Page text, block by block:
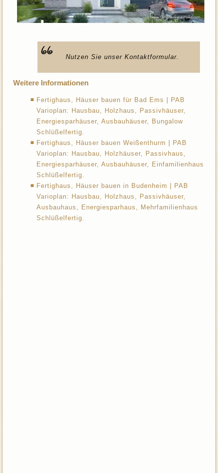
Nutzen Sie unser Kontaktformular.
Weitere Informationen
Fertighaus, Häuser bauen für Bad Ems | PAB
Varioplan: Hausbau, Holzhaus, Passivhäuser,
Energiesparhäuser, Ausbauhäuser, Bungalow
Schlüßelfertig.
Fertighaus, Häuser bauen Weißenthurm | PAB
Varioplan: Hausbau, Holzhäuser, Passivhaus,
Energiesparhäuser, Ausbauhäuser, Einfamilienhaus
Schlüßelfertig.
Fertighaus, Häuser bauen in Budenheim | PAB
Varioplan: Hausbau, Holzhaus, Passivhäuser,
Ausbauhaus, Energiesparhaus, Mehrfamilienhaus
Schlüßelfertig.